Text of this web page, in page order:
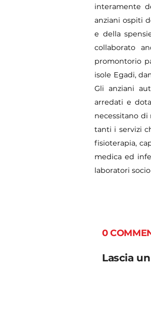
interamente
anziani ospiti
e della
collaborato
promontorio
isole Egadi,
Gli anziani
arredati e
necessitano di
tanti i servizi
fisioterapia,
medica ed
laboratori
0
Lascia